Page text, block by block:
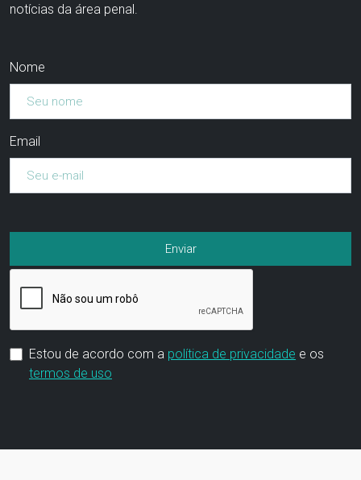
notícias da área penal.
Nome
Email
Estou de acordo com a política de privacidade e os
termos de uso